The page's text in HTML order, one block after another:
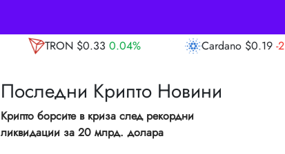
Cardano $0.19 -2.21%
Последни Крипто Новини
Крипто борсите в криза след рекордни
ликвидации за 20 млрд. долара